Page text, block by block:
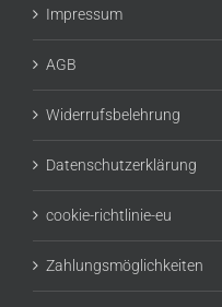
Impressum
AGB
Widerrufsbelehrung
Datenschutzerklärung
cookie-richtlinie-eu
Zahlungsmöglichkeiten